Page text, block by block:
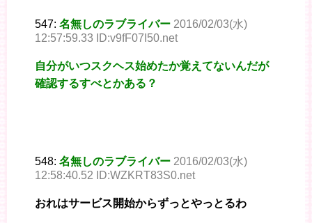
547: 名無しのラブライバー 2016/02/03(水)
12:57:59.33 ID:v9fF07I50.net
自分がいつスクヘス始めたか覚えてないんだが
確認するすべとかある？
548: 名無しのラブライバー 2016/02/03(水)
12:58:40.52 ID:WZKRT83S0.net
おれはサービス開始からずっとやっとるわ